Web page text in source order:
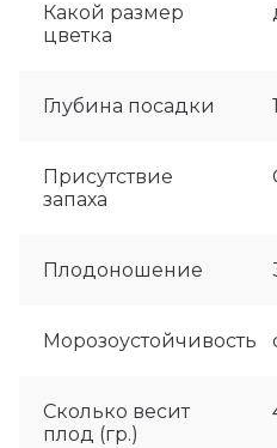
Какой размер
цветка
Глубина посадки
Присутствие
запаха
Плодоношение
Морозоустойчивость
Сколько весит
плод (гр.)